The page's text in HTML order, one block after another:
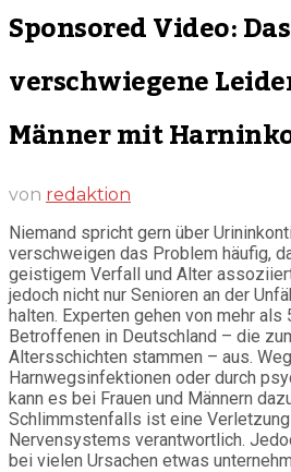
Sponsored Video: Das
verschwiegene
Männer mit
von redaktion
Niemand spricht gern über
verschweigen das Problem häufig,
geistigem Verfall und Alter
jedoch nicht nur Senioren an der
halten. Experten gehen von mehr
Betroffenen in Deutschland – die
Altersschichten stammen – aus.
Harnwegsinfektionen oder durch
kann es bei Frauen und Männern
Schlimmstenfalls ist eine
Nervensystems verantwortlich.
bei vielen Ursachen etwas